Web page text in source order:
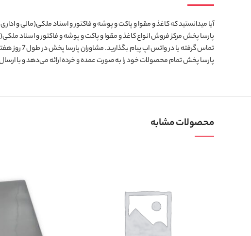
آیا میدانستید که کاغذ و مقوا و پاکت و پوشه و فاکتور و اسناد ملکی(مالی و
تماس گرفته یا در واتس اپ پیام بگذارید. مشاوران پارسا پخش در طول 7 روز هفته پاسخگوی شما هستند و با ارائه خدمات با کیفیت شما را در انجام خرید بهتر یاری می‌کنند.
پارسا پخش تمام محصولات خود را به صورت عمده و خرده ارائه می‌دهد و با
محصولات مشابه